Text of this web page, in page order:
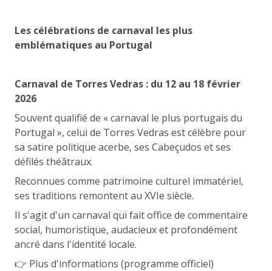
Les célébrations de carnaval les plus
emblématiques au Portugal
Carnaval de Torres Vedras : du 12 au 18 février
2026
Souvent qualifié de « carnaval le plus portugais du
Portugal », celui de Torres Vedras est célèbre pour
sa satire politique acerbe, ses Cabeçudos et ses
défilés théâtraux.
Reconnues comme patrimoine culturel immatériel,
ses traditions remontent au XVIe siècle.
Il s'agit d'un carnaval qui fait office de commentaire
social, humoristique, audacieux et profondément
ancré dans l'identité locale.
👉 Plus d'informations (programme officiel)